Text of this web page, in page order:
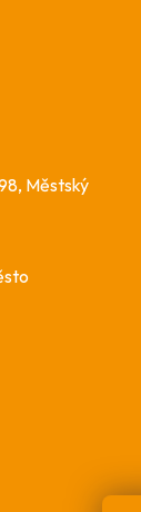
Městský